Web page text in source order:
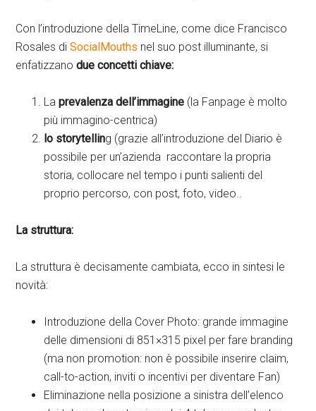
Con l’introduzione della TimeLine, come dice Francisco
Rosales diSocialMouths nel suo post illuminante, si
enfatizzanodue concetti chiave:
Laprevalenza dell’immagine (la Fanpage è molto
più immagino-centrica)
lo storytelling (grazie all’introduzione del Diario è
possibile per un’azienda raccontare la propria
storia, collocare nel tempo i punti salienti del
proprio percorso, con post, foto, video..
La struttura:
La struttura è decisamente cambiata, ecco in sintesi le
novità:
Introduzione della Cover Photo: grande immagine
delle dimensioni di 851×315 pixel per fare branding
(ma non promotion: non è possibile inserire claim,
call-to-action, inviti o incentivi per diventare Fan)
Eliminazione nella posizione a sinistra dell’elenco